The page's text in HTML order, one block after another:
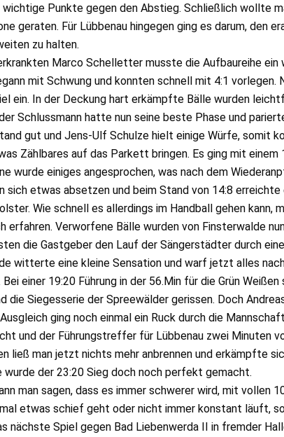
wichtige Punkte gegen den Abstieg. Schließlich wollte
geraten. Für Lübbenau hingegen ging es darum, den
zu halten.
Marco Schelletter musste die Aufbaureihe
mit Schwung und konnten schnell mit 4:1 vorlegen.
ein. In der Deckung hart erkämpfte Bälle wurden
Schlussmann hatte nun seine beste Phase und
gut und Jens-Ulf Schulze hielt einige Würfe, somit
Zählbares auf das Parkett bringen. Es ging mit einem
wurde einiges angesprochen, was nach dem
sich etwas absetzen und beim Stand von 14:8
Wie schnell es allerdings im Handball gehen kann,
erfahren. Verworfene Bälle wurden von Finsterwalde
die Gastgeber den Lauf der Sängerstädter durch
witterte eine kleine Sensation und warf jetzt alles
Bei einer 19:20 Führung in der 56.Min für die Grün
die Siegesserie der Spreewälder gerissen. Doch
ging noch einmal ein Ruck durch die
und der Führungstreffer für Lübbenau zwei Minuten
ließ man jetzt nichts mehr anbrennen und erkämpfte
wurde der 23:20 Sieg doch noch perfekt gemacht.
man sagen, dass es immer schwerer wird, mit vollen
etwas schief geht oder nicht immer konstant läuft,
nächste Spiel gegen Bad Liebenwerda II in fremder